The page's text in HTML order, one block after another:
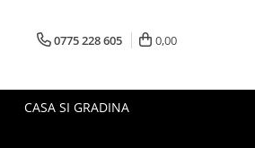
0775 228 605 0,00
CASA SI GRADINA